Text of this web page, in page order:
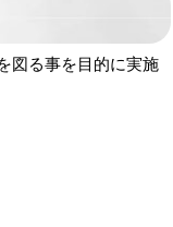
図る事を目的に実施